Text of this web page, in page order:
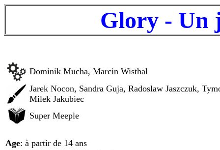
Glory - Un
Dominik Mucha, Marcin Wisthal
Jarek Nocon, Sandra Guja, Radoslaw Jaszczuk,
Milek Jakubiec
Super Meeple
Age: à partir de 14 ans